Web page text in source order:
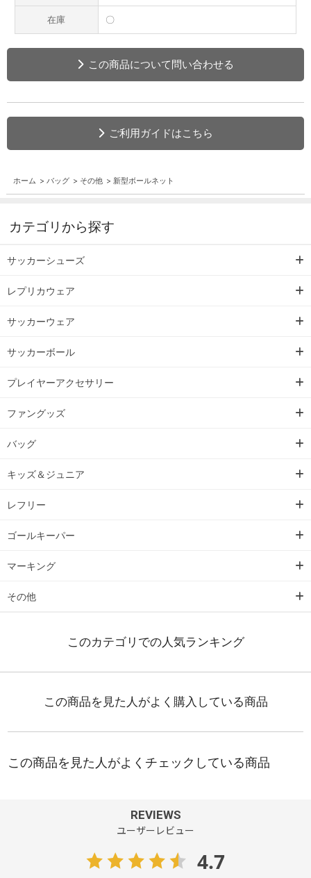
在庫 〇
この商品について問い合わせる
ご利用ガイドはこちら
ホーム > バッグ > その他 > 新型ボールネット
カテゴリから探す
サッカーシューズ
レプリカウェア
サッカーウェア
サッカーボール
プレイヤーアクセサリー
ファングッズ
バッグ
キッズ＆ジュニア
レフリー
ゴールキーパー
マーキング
その他
REVIEWS
ユーザーレビュー
4.7